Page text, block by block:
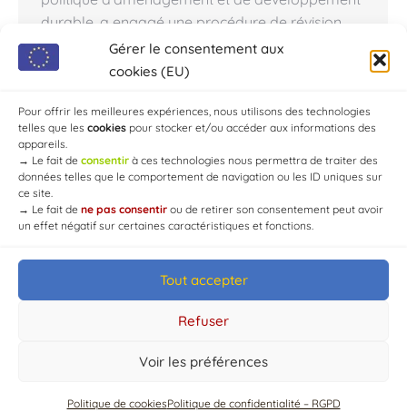
Gérer le consentement aux
cookies (EU)
Pour offrir les meilleures expériences, nous utilisons des technologies
telles que les cookies pour stocker et/ou accéder aux informations des
appareils.
→ Le fait de consentir à ces technologies nous permettra de traiter des
données telles que le comportement de navigation ou les ID uniques sur
ce site.
→ Le fait de ne pas consentir ou de retirer son consentement peut avoir
un effet négatif sur certaines caractéristiques et fonctions.
Tout accepter
Refuser
Voir les préférences
Politique de cookiesPolitique de confidentialité – RGPD
durable, a engagé une procédure de révision
générale de son Plan Local d’Urbanisme (PLU).
Cette démarche, initiée en 2025, s’inscrit dans un
d’urbanisme…
© Mairie de Chaource [2004-2024] | Tous droits réservés.
Developed byWEB3-DESIGN